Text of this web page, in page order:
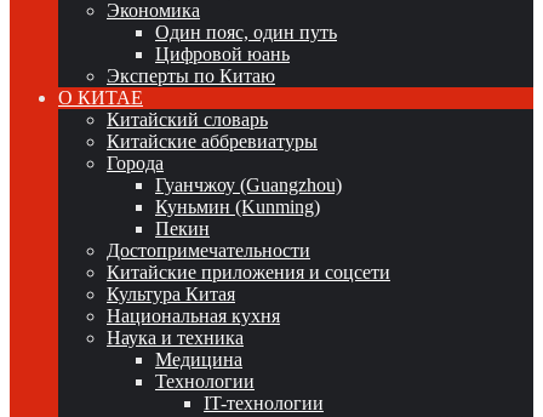
Экономика
Один пояс, один путь
Цифровой юань
Эксперты по Китаю
О КИТАЕ
Китайский словарь
Китайские аббревиатуры
Города
Гуанчжоу (Guangzhou)
Куньмин (Kunming)
Пекин
Достопримечательности
Китайские приложения и соцсети
Культура Китая
Национальная кухня
Наука и техника
Медицина
Технологии
IT-технологии